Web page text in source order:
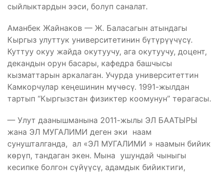
сыйлыктардын ээси, болуп саналат.
Аманбек Жайнаков — Ж. Баласагын атындагы
Кыргыз улуттук университетинин бүтүрүүчүсү.
Куттуу окуу жайда окутуучу, ага окутуучу, доцент,
декандын орун басары, кафедра башчысы
кызматтарын аркалаган. Учурда университеттин
Камкорчулар кеңешинин мүчөсү. 1991-жылдан
тартып “Кыргызстан физиктер коомунун” төрагасы.
— Улут даанышманына 2011-жылы ЭЛ БААТЫРЫ
жана ЭЛ МУГАЛИМИ деген эки наам
сунушталганда, ал «ЭЛ МУГАЛИМИ » наамын бийик
көрүп, тандаган экен. Мына ушундай чыныгы
кесипке болгон сүйүүсү, адамдык бийиктиги,